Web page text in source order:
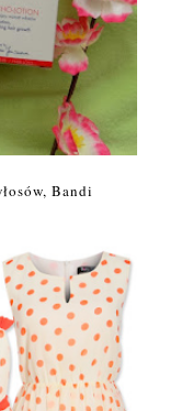
Bandi